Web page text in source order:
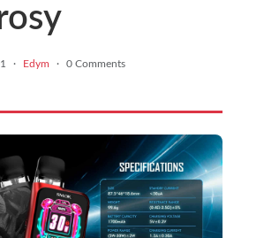
· Edym · 0 Comments